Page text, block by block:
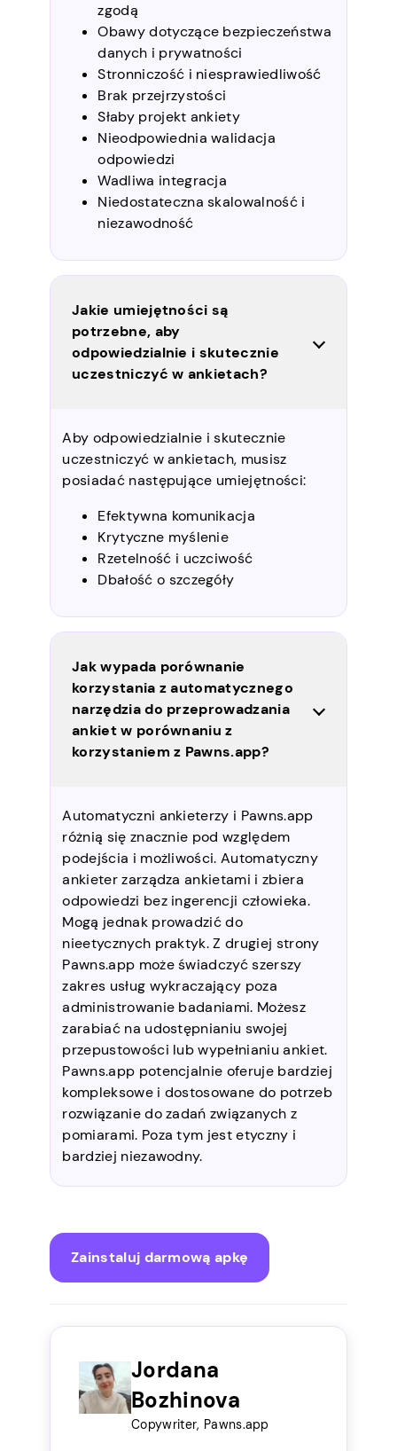
zgodą
Obawy dotyczące bezpieczeństwa
danych i prywatności
Stronniczość i niesprawiedliwość
Brak przejrzystości
Słaby projekt ankiety
Nieodpowiednia walidacja
odpowiedzi
Wadliwa integracja
Niedostateczna skalowalność i
niezawodność
Jakie umiejętności są
potrzebne, aby
odpowiedzialnie i skutecznie
uczestniczyć w ankietach?
Aby odpowiedzialnie i skutecznie
uczestniczyć w ankietach, musisz
posiadać następujące umiejętności:
Efektywna komunikacja
Krytyczne myślenie
Rzetelność i uczciwość
Dbałość o szczegóły
Jak wypada porównanie
korzystania z automatycznego
narzędzia do przeprowadzania
ankiet w porównaniu z
korzystaniem z Pawns.app?
Automatyczni ankieterzy i Pawns.app
różnią się znacznie pod względem
podejścia i możliwości. Automatyczny
ankieter zarządza ankietami i zbiera
odpowiedzi bez ingerencji człowieka.
Mogą jednak prowadzić do
nieetycznych praktyk. Z drugiej strony
Pawns.app może świadczyć szerszy
zakres usług wykraczający poza
administrowanie badaniami. Możesz
zarabiać na udostępnianiu swojej
przepustowości lub wypełnianiu ankiet.
Pawns.app potencjalnie oferuje bardziej
kompleksowe i dostosowane do potrzeb
rozwiązanie do zadań związanych z
pomiarami. Poza tym jest etyczny i
bardziej niezawodny.
Zainstaluj darmową apkę
Jordana
Bozhinova
Copywriter, Pawns.app